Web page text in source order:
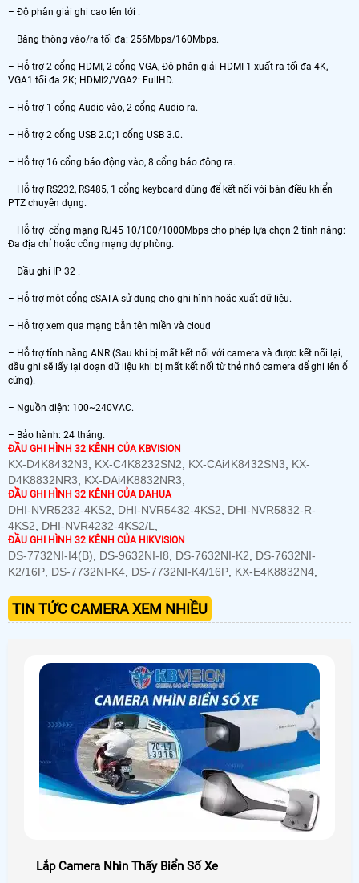
– Độ phân giải ghi cao lên tới .
– Băng thông vào/ra tối đa: 256Mbps/160Mbps.
– Hỗ trợ 2 cổng HDMI, 2 cổng VGA, Độ phân giải HDMI 1 xuất ra tối đa 4K,
VGA1 tối đa 2K; HDMI2/VGA2: FullHD.
– Hỗ trợ 1 cổng Audio vào, 2 cổng Audio ra.
– Hỗ trợ 2 cổng USB 2.0;1 cổng USB 3.0.
– Hỗ trợ 16 cổng báo động vào, 8 cổng báo động ra.
– Hỗ trợ RS232, RS485, 1 cổng keyboard dùng để kết nối với bàn điều khiển
PTZ chuyên dụng.
– Hỗ trợ cổng mạng RJ45 10/100/1000Mbps cho phép lựa chọn 2 tính năng:
Đa địa chỉ hoặc cổng mạng dự phòng.
– Đầu ghi IP 32 .
– Hỗ trợ một cổng eSATA sử dụng cho ghi hình hoặc xuất dữ liệu.
– Hỗ trợ xem qua mạng bằn tên miền và cloud
– Hỗ trợ tính năng ANR (Sau khi bị mất kết nối với camera và được kết nối lại,
đầu ghi sẽ lấy lại đoạn dữ liệu khi bị mất kết nối từ thẻ nhớ camera để ghi lên ổ
cứng).
– Nguồn điện: 100~240VAC.
– Bảo hành: 24 tháng.
ĐẦU GHI HÌNH 32 KÊNH CỦA KBVISION
KX-D4K8432N3 KX-C4K8232SN2 KX-CAi4K8432SN3
KX-
D4K8832NR3
KX-DAi4K8832NR3
ĐẦU GHI HÌNH 32 KÊNH CỦA DAHUA
DHI-NVR5232-4KS2 DHI-NVR5432-4KS2
DHI-NVR5832-R-
4KS2
DHI-NVR4232-4KS2/L
ĐẦU GHI HÌNH 32 KÊNH CỦA HIKVISION
DS-7732NI-I4(B) DS-9632NI-I8 DS-7632NI-K2
DS-7632NI-
K2/16P DS-7732NI-K4 DS-7732NI-K4/16P KX-E4K8832N4
TIN TỨC CAMERA XEM NHIỀU
Lắp Camera Nhìn Thấy Biển Số Xe